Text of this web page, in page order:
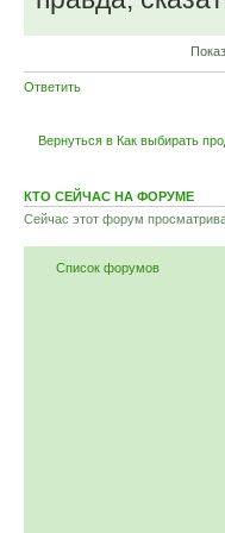
Ответить
Вернуться в Как выбирать
КТО СЕЙЧАС НА ФОРУМЕ
Сейчас этот форум
Список форумов